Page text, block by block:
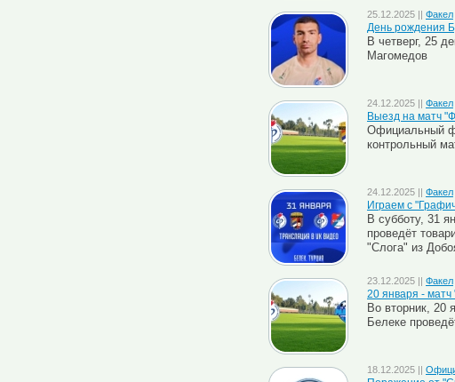
25.12.2025 || Факел
День рождения
В четверг, 25
Магомедов
24.12.2025 || Факел
Выезд на матч
Официальный
контрольный
24.12.2025 || Факел
Играем с
В субботу, 31
проведёт
"Слога" из
23.12.2025 || Факел
20 января - матч
Во вторник, 20
Белеке
18.12.2025 ||